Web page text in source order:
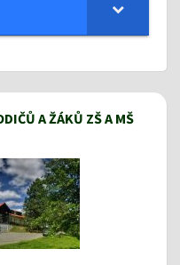
A ŽÁKŮ ZŠ A MŠ